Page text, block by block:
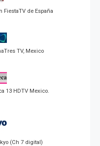
FiestaTV de España
TV, Mexico
13 HDTV Mexico.
(Ch 7 digital)